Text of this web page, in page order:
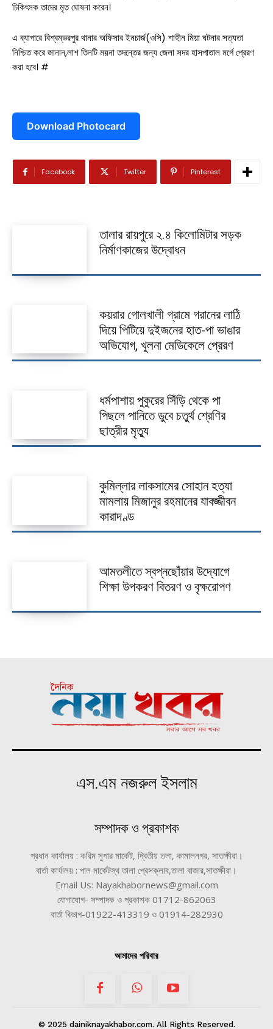
আশাশুনি
দেবহাটা তালা
কালিগঞ্জ
চিকিৎসক তাদের মৃত ঘোষনা করেন।
এ ব্যাপারে বিশ্বম্ভরপুর থানার অফিসার ইনচার্জ(ওসি) শাহীন মিয়া ঘটনার সত্যতা
নিশ্চিত করে জানান,লাশ তিনটি ময়না তদন্তের জন্য জেলা সদর হাসপাতাল মর্গে প্রেরণ
করা হবে। #
Download Photocard
Facebook Twitter Pinterest
তালার রায়পুরে ২.৪ কিলোমিটার সড়ক
নির্মাণকাজের উদ্বোধন
কয়রার গোলখালী গ্রামে গরানের লাঠি
দিয়ে পিটিয়ে দুইজনের হাত-পা ভাঙার
অভিযোগ, খুলনা মেডিকেলে প্রেরণ
ধর্মপাশায় পুকুরের সিঁড়ি থেকে পা
পিছলে পানিতে ডুবে চতুর্থ শ্রেণির
ছাত্রীর মৃত্যু
কুমিল্লার লাকসামের সোহান হত্যা
মামলায় মিজানুর রহমানের যাবজ্জীবন
কারাদণ্ড
আমতলীতে স্বপ্নছোঁয়ার উদ্যোগে
শিক্ষা উপকরণ বিতরণ ও বৃক্ষরোপণ
এস.এম নজরুল ইসলাম
সম্পাদক ও প্রকাশক
প্রধান কার্যালয় : করিম সুপার মার্কেট, দ্বিতীয় তলা, কামালনগর, সাতক্ষীরা।
বার্তা কার্যালয় : পাল মার্কেটস্থ তালা প্রেসক্লাব,তালা বাজার,সাতক্ষীরা।
Email Us: Nayakhabornews@gmail.com
যোগাযোগ- সম্পাদক ও প্রকাশক 01712-862063
বার্তা বিভাগ-01922-413319 ও 01914-282930
আমাদের পরিবার
© 2025 dainiknayakhabor.com. All Rights Reserved.